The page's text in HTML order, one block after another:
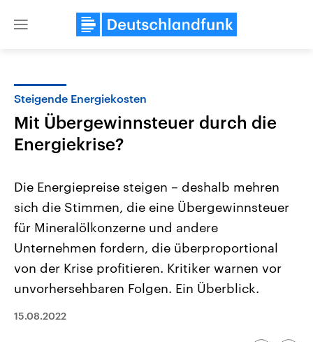
Close
USA
Aktuelle Beiträge, Analysen und
Hintergründe
Wirtschaftlich und militärisch
gehören die Vereinigten Staaten zu
mit großem Einfluss auf das
aktuelle Weltgeschehen.
Nahostkonflikt
Aktuelle Lage und
Der Überfall der
Oktober 2023 auf Israel
Steigende Energiekosten
Mit Übergewinnsteuer durch die
Energiekrise?
Die Energiepreise steigen – deshalb mehren
sich die Stimmen, die eine Übergewinnsteuer
für Mineralölkonzerne und andere
Unternehmen fordern, die überproportional
von der Krise profitieren. Kritiker warnen vor
unvorhersehbaren Folgen. Ein Überblick.
15.08.2022